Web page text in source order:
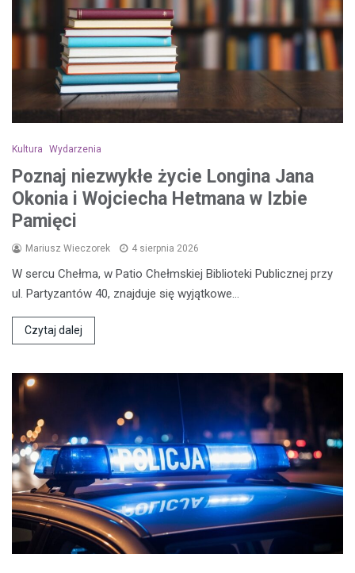
Kultura Wydarzenia
Poznaj niezwykłe życie Longina Jana
Okonia i Wojciecha Hetmana w Izbie
Pamięci
Mariusz Wieczorek 4 sierpnia 2026
W sercu Chełma, w Patio Chełmskiej Biblioteki Publicznej przy
ul. Partyzantów 40, znajduje się wyjątkowe…
Czytaj dalej